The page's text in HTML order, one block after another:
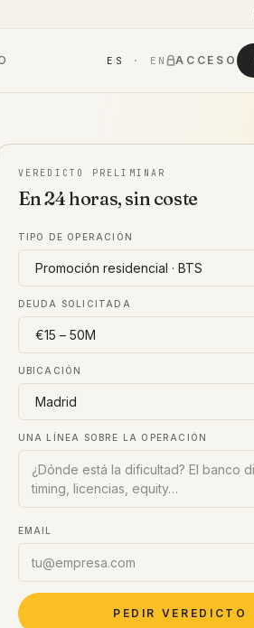
ES · EN ACCESO
VEREDICTO PRELIMINAR
En 24 horas, sin coste
TIPO DE OPERACIÓN
DEUDA SOLICITADA
UBICACIÓN
UNA LÍNEA SOBRE LA OPERACIÓN
EMAIL
PEDIR VEREDICTO